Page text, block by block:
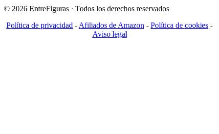
© 2026 EntreFiguras · Todos los derechos reservados
Política de privacidad - Afiliados de Amazon - Política de cookies -
Aviso legal